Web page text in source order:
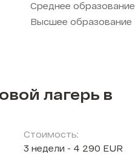
Среднее образование
Высшее образование
лагерь в
Стоимость:
3 недели - 4 290 EUR